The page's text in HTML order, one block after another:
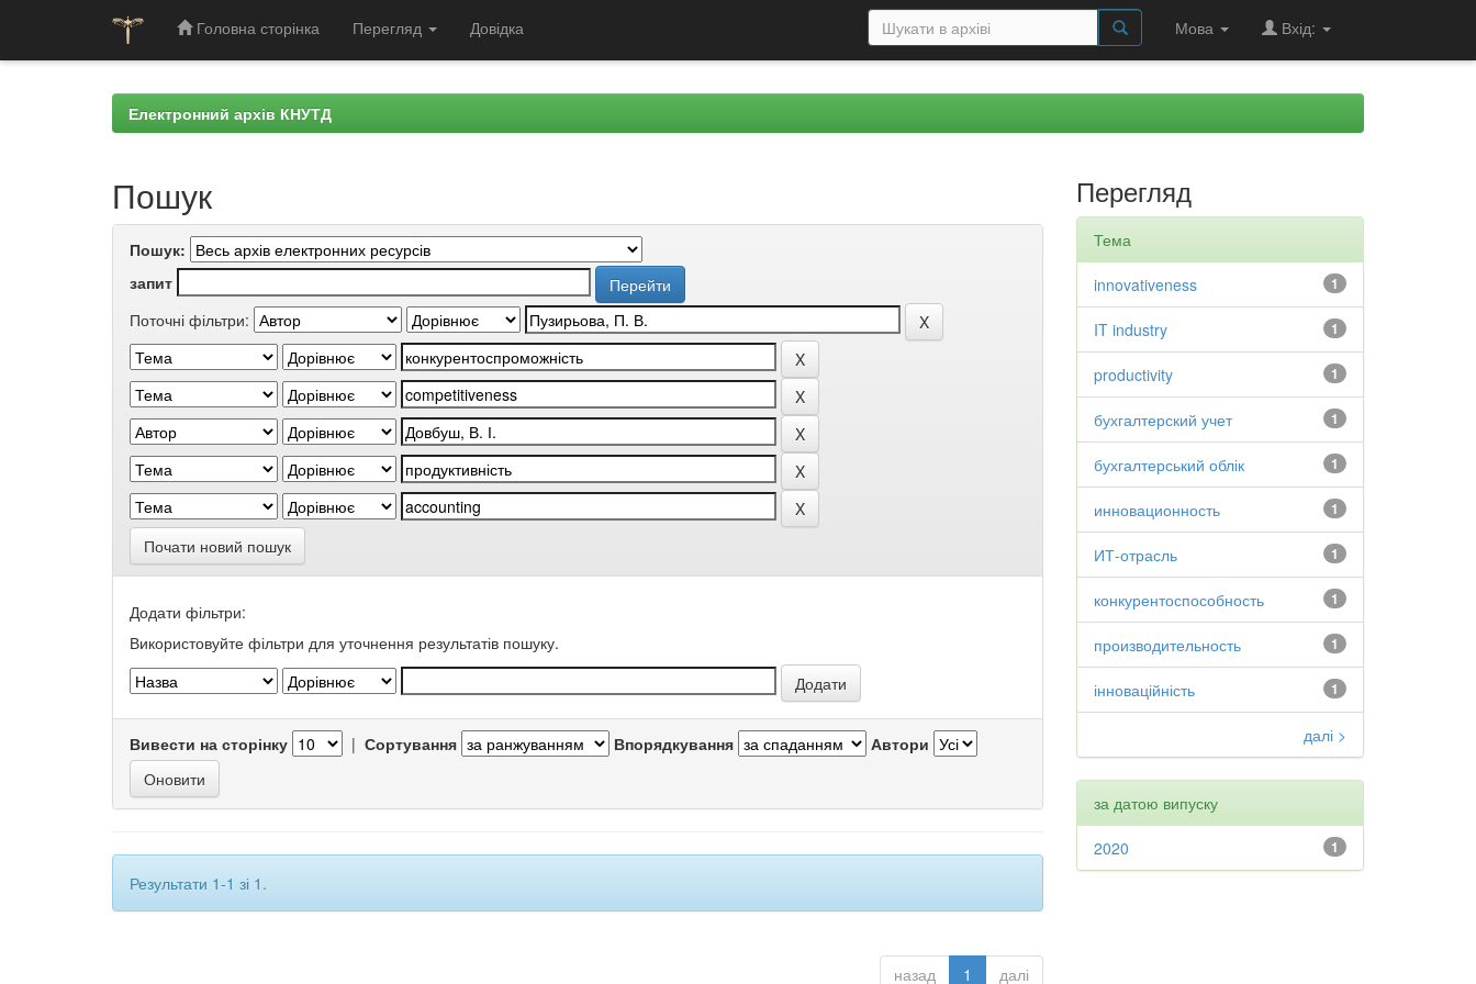
Головна сторінка Перегляд Довідка Мова Вхід:
Електронний архів КНУТД
Пошук
Пошук:
запит
Поточні фільтри:
Почати новий пошук
Додати фільтри:
Використовуйте фільтри для уточнення результатів пошуку.
Вивести на сторінку | Сортування Впорядкування Автори
Результати 1-1 зі 1.
назад 1 далі
Перегляд
Тема
1
innovativeness
1
IT industry
1
productivity
1
бухгалтерский учет
1
бухгалтерський облік
1
инновационность
1
ИТ-отрасль
1
конкурентоспособность
1
производительность
1
інноваційність
далі >
за датою випуску
1
2020